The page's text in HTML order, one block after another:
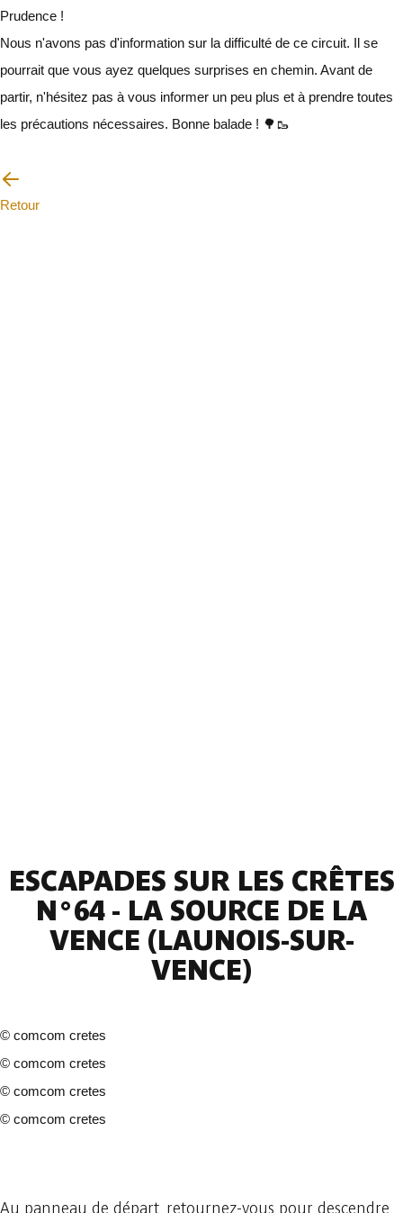
Prudence !
Nous n'avons pas d'information sur la difficulté de ce circuit. Il se
pourrait que vous ayez quelques surprises en chemin. Avant de
partir, n'hésitez pas à vous informer un peu plus et à prendre toutes
les précautions nécessaires. Bonne balade ! 🌳🥾
Retour
ESCAPADES SUR LES CRÊTES
N°64 - LA SOURCE DE LA
VENCE (LAUNOIS-SUR-
VENCE)
© comcom cretes
© comcom cretes
© comcom cretes
© comcom cretes
Au panneau de départ, retournez-vous pour descendre